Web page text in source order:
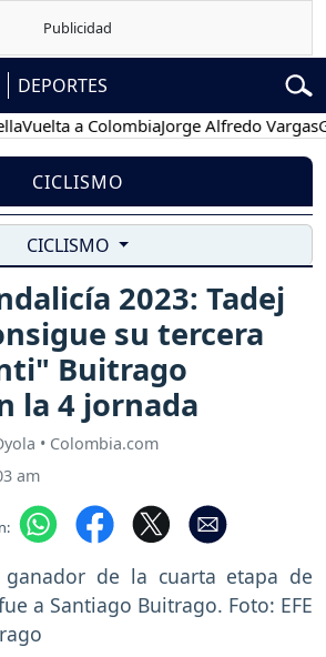
DEPORTES
a ColombiaJorge Alfredo Vargas
CICLISMO
CICLISMO
2023: Tadej
su tercera
Buitrago
la 4 jornada
• Colombia.com
am